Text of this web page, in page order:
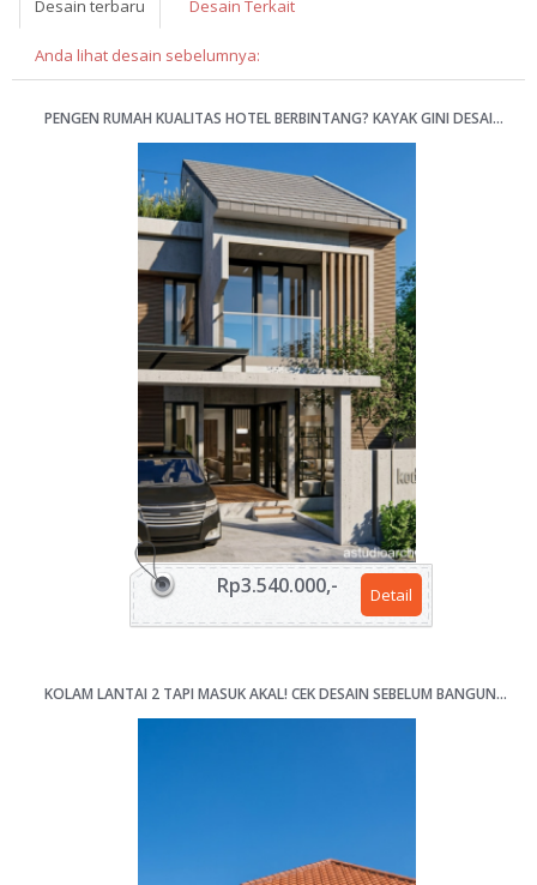
Desain terbaru Desain Terkait
Anda lihat desain sebelumnya:
PENGEN RUMAH KUALITAS HOTEL BERBINTANG? KAYAK GINI DESAINNYA 8X15M [KODE 072C]
Detail
Rp3.540.000,-
KOLAM LANTAI 2 TAPI MASUK AKAL! CEK DESAIN SEBELUM BANGUN RUMAH 4 KAMAR LAHAN 12X17M [KODE 068]